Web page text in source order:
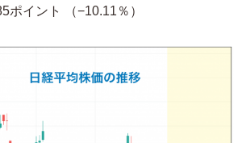
イント （−10.11％）